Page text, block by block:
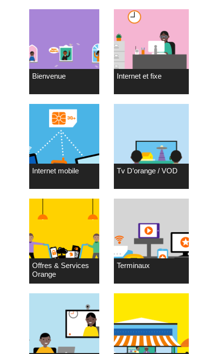
Bienvenue Internet et fixe
Internet mobile Tv D’orange / VOD
Offres & Services
Orange
Terminaux